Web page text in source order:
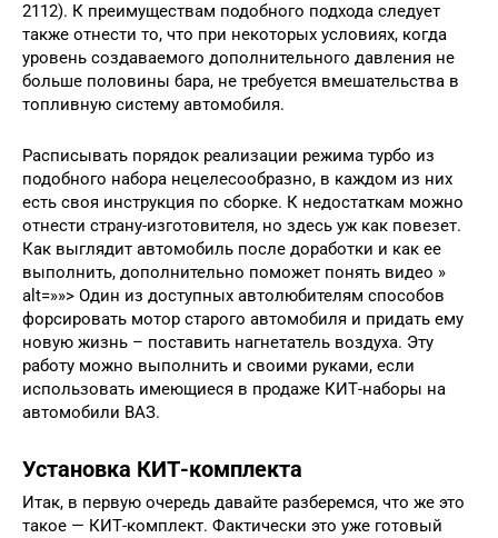
2112). К преимуществам подобного подхода следует
также отнести то, что при некоторых условиях, когда
уровень создаваемого дополнительного давления не
больше половины бара, не требуется вмешательства в
топливную систему автомобиля.
Расписывать порядок реализации режима турбо из
подобного набора нецелесообразно, в каждом из них
есть своя инструкция по сборке. К недостаткам можно
отнести страну-изготовителя, но здесь уж как повезет.
Как выглядит автомобиль после доработки и как ее
выполнить, дополнительно поможет понять видео »
alt=»»> Один из доступных автолюбителям способов
форсировать мотор старого автомобиля и придать ему
новую жизнь – поставить нагнетатель воздуха. Эту
работу можно выполнить и своими руками, если
использовать имеющиеся в продаже КИТ-наборы на
автомобили ВАЗ.
Установка КИТ-комплекта
Итак, в первую очередь давайте разберемся, что же это
такое — КИТ-комплект. Фактически это уже готовый